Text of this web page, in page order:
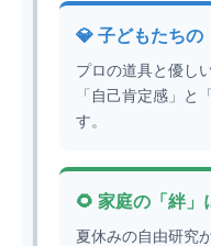
💎 子どもたちの
プロの道具と優し
「自己肯定感」と
す。
🌻 家庭の「絆」
夏休みの自由研究